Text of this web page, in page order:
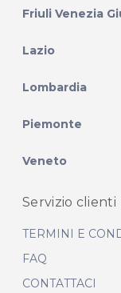
Friuli Venezia
Lazio
Lombardia
Piemonte
Veneto
Servizio clienti
TERMINI E
FAQ
CONTATTACI